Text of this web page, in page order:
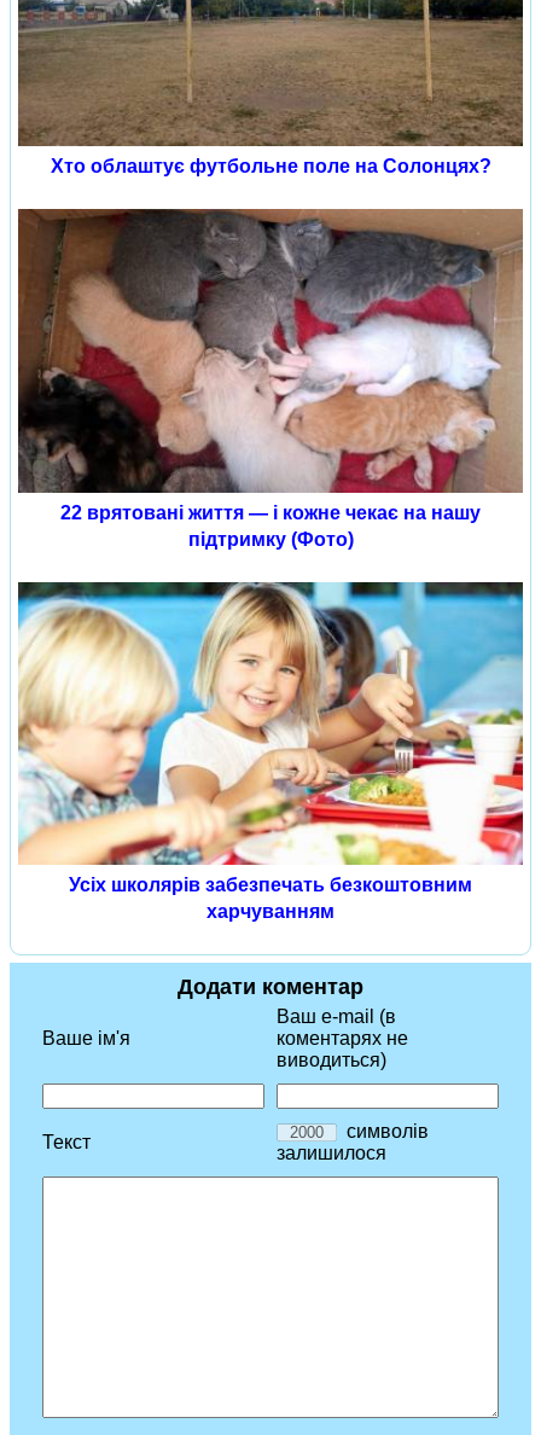
Хто облаштує футбольне поле на Солонцях?
22 врятовані життя — і кожне чекає на нашу
підтримку (Фото)
Усіх школярів забезпечать безкоштовним
харчуванням
Додати коментар
Ваше ім'я
Ваш e-mail (в
коментарях не
виводиться)
Текст
символів
залишилося